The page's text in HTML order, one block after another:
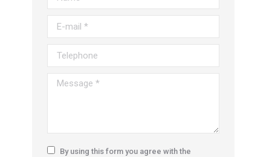
E-mail *
Telephone
Message *
By using this form you agree with the